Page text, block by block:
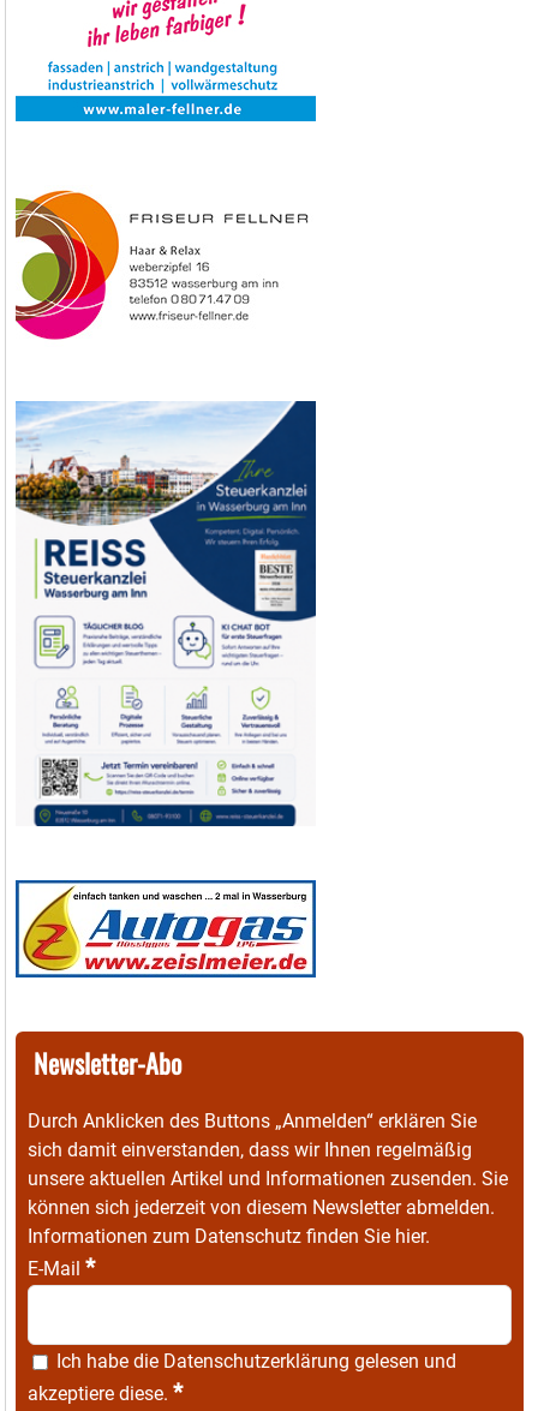
Newsletter-Abo
Durch Anklicken des Buttons „Anmelden“ erklären Sie
sich damit einverstanden, dass wir Ihnen regelmäßig
unsere aktuellen Artikel und Informationen zusenden. Sie
können sich jederzeit von diesem Newsletter abmelden.
Informationen zum Datenschutz finden Sie hier.
E-Mail *
Ich habe die Datenschutzerklärung gelesen und
akzeptiere diese. *